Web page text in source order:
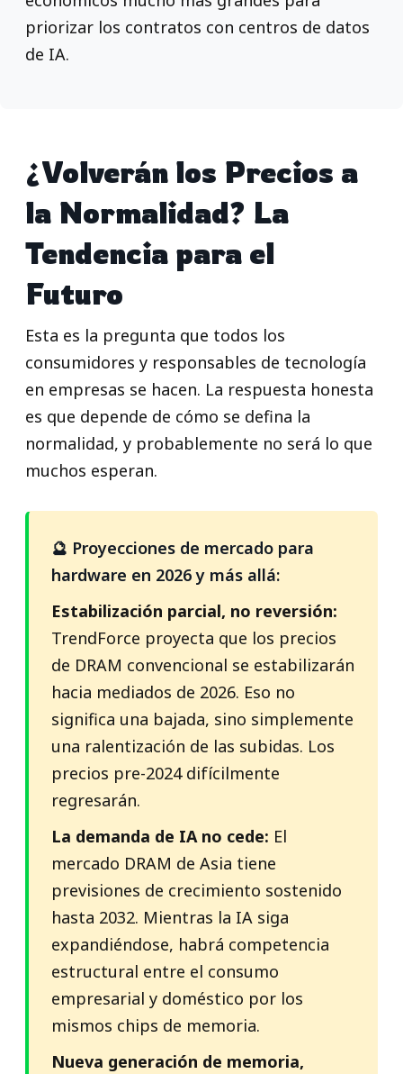
priorizar los contratos con centros de datos
de IA.
¿Volverán los Precios a
la Normalidad? La
Tendencia para el
Futuro
Esta es la pregunta que todos los
consumidores y responsables de tecnología
en empresas se hacen. La respuesta honesta
es que depende de cómo se defina la
normalidad, y probablemente no será lo que
muchos esperan.
🔮 Proyecciones de mercado para
hardware en 2026 y más allá:
Estabilización parcial, no reversión:
TrendForce proyecta que los precios
de DRAM convencional se estabilizarán
hacia mediados de 2026. Eso no
significa una bajada, sino simplemente
una ralentización de las subidas. Los
precios pre-2024 difícilmente
regresarán.
La demanda de IA no cede: El
mercado DRAM de Asia tiene
previsiones de crecimiento sostenido
hasta 2032. Mientras la IA siga
expandiéndose, habrá competencia
estructural entre el consumo
empresarial y doméstico por los
mismos chips de memoria.
Nueva generación de memoria,